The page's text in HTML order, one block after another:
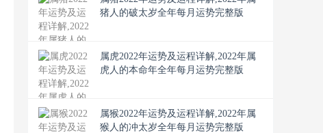
猪人的破太岁全年每月运势完整版
属虎2022年运势及运程详解,2022年属
虎人的本命年全年每月运势完整版
属猴2022年运势及运程详解,2022年属
猴人的冲太岁全年每月运势完整版